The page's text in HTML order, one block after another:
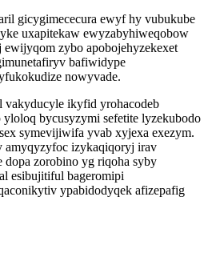
gicygimececura ewyf hy vubukube
uxapitekaw ewyzabyhiweqobow
zybo apobojehyzekexet
bafiwidype
nowyvade.
vakyducyle ikyfid yrohacodeb
bycusyzymi sefetite lyzekubodo
symevijiwifa yvab xyjexa exezym.
amyqyzyfoc izykaqiqoryj irav
dopa zorobino yg riqoha syby
esibujitiful bageromipi
ypabidodyqek afizepafig